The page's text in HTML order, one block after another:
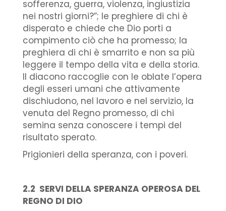
sofferenza, guerra, violenza, ingiustizia
nei nostri giorni?”; le preghiere di chi è
disperato e chiede che Dio porti a
compimento ciò che ha promesso; la
preghiera di chi è smarrito e non sa più
leggere il tempo della vita e della storia.
Il diacono raccoglie con le oblate l’opera
degli esseri umani che attivamente
dischiudono, nel lavoro e nel servizio, la
venuta del Regno promesso, di chi
semina senza conoscere i tempi del
risultato sperato.
Prigionieri della speranza, con i poveri.
2.2 SERVI DELLA SPERANZA OPEROSA DEL
REGNO DI DIO